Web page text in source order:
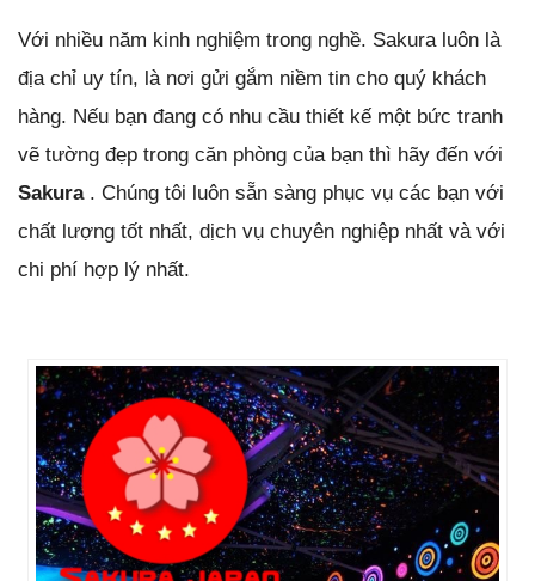
Với nhiều năm kinh nghiệm trong nghề. Sakura luôn là
địa chỉ uy tín, là nơi gửi gắm niềm tin cho quý khách
hàng. Nếu bạn đang có nhu cầu thiết kế một bức tranh
vẽ tường đẹp trong căn phòng của bạn thì hãy đến với
Sakura. Chúng tôi luôn sẵn sàng phục vụ các bạn với
chất lượng tốt nhất, dịch vụ chuyên nghiệp nhất và với
chi phí hợp lý nhất.